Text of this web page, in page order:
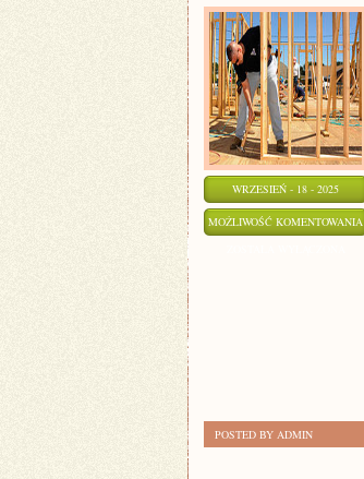
WRZESIEŃ - 18 - 2025
MOŻLIWOŚĆ KOMENTOWANIA
POSTED BY ADMIN